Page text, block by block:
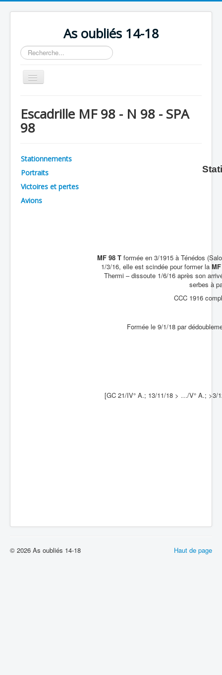
As oubliés 14-18
Rechercher
Basculer
la
Chronologie
Escadrilles
Avions
Personnels
Formation
Escadrille MF 98 - N 98 - SPA
98
Stationnements
Portraits
Victoires et pertes
Avions
MF 98 T formée en 3/1915 à Ténédos
1/3/16, elle est scindée pour former la
Thermi – dissoute 1/6/16 après son
serbes à
CCC 1916
Formée le 9/1/18 par
[GC 21/IV° A.; 13/11/18 > …/V° A.;
Haut de page
© 2026 As oubliés 14-18